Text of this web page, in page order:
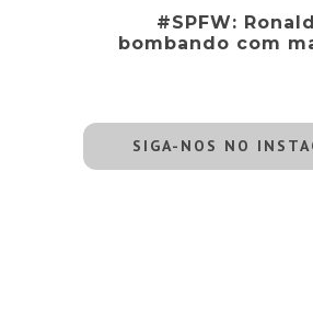
#SPFW:
bombando com
SIGA-NOS NO